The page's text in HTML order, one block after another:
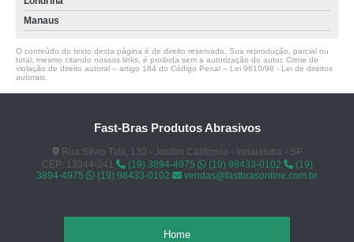
Manaus
O conteúdo do texto desta página é de direito reservado. Sua reprodução, parcial ou
total, mesmo citando nossos links, é proibida sem a autorização do autor. Crime de
violação de direito autoral – artigo 184 do Código Penal – Lei 9610/98 - Lei de direitos
autorais
Fast-Bras Produtos Abrasivos
Rua Sílvio Talli, 130 - Jardim Califórnia - Indaiatuba - SP
CEP: 13344-241
(19) 3894-4975 (19) 98433-0102
(19)
3894-4975
(19) 98433-0102 vendas@fastbrasonline.com.br
Home